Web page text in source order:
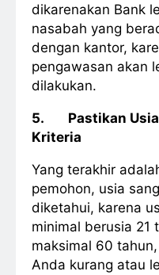
dikarenakan Bank
nasabah yang
dengan kantor,
pengawasan akan
dilakukan.
5.
Pastikan
Kriteria
Yang terakhir
pemohon, usia
diketahui, karena
minimal berusia 21
maksimal 60
Anda kurang atau